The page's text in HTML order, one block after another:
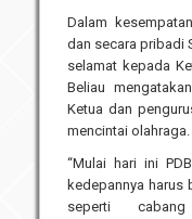
Dalam
dan secara pribadi
selamat kepada
Beliau
Ketua dan
mencintai olahraga.
“Mulai hari ini
kedepannya harus
seperti